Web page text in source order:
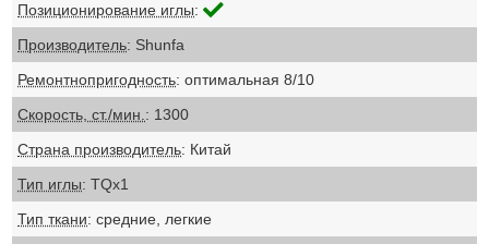
Позиционирование иглы:
Производитель: Shunfa
Ремонтнопригодность: оптимальная 8/10
Скорость, ст./мин.: 1300
Страна производитель: Китай
Тип иглы: TQx1
Тип ткани: средние, легкие